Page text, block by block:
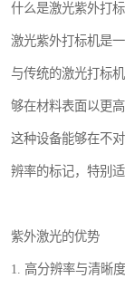
什么是激光紫外打标
激光紫外打标机是
与传统的激光打标
够在材料表面以更
这种设备能够在不
辨率的标记，特别
紫外激光的优势
1. 高分辨率与清晰